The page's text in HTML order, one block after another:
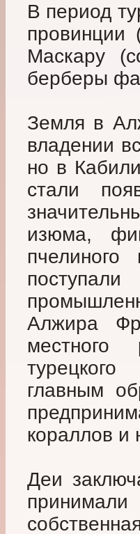
В период
провинции
Маскару
берберы
Земля в
владении
но в
стали
изюма,
Алжира
местного
главным
кораллов и
Деи